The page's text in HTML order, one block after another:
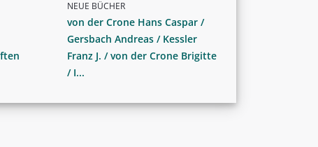
NEUE BÜCHER
von der Crone Hans Caspar /
Gersbach Andreas / Kessler
Franz J. / von der Crone Brigitte
/ I...